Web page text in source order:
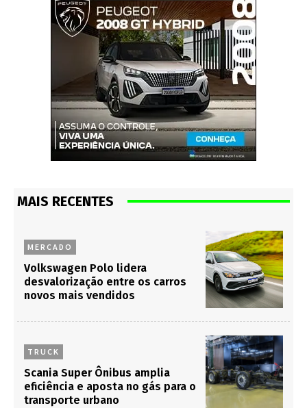
MAIS RECENTES
MERCADO
Volkswagen Polo lidera
desvalorização entre os carros
novos mais vendidos
TRUCK
Scania Super Ônibus amplia
eficiência e aposta no gás para o
transporte urbano